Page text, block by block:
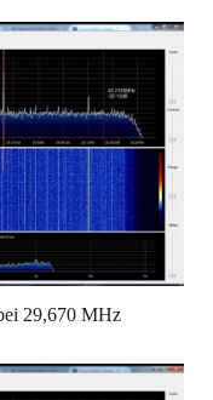
29,670 MHz